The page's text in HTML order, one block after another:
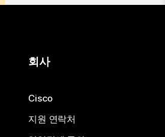
회사
Cisco
지원 연락처